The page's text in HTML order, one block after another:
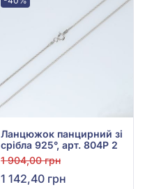
Ланцюжок панцирний зі
срібла 925°, арт. 804Р 2
1 904,00 грн
1 142,40 грн